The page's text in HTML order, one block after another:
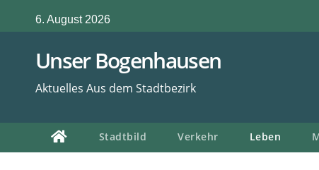
Inhalt
springen
6. August 2026
Unser Bogenhausen
Aktuelles Aus dem Stadtbezirk
Stadtbild Verkehr Leben